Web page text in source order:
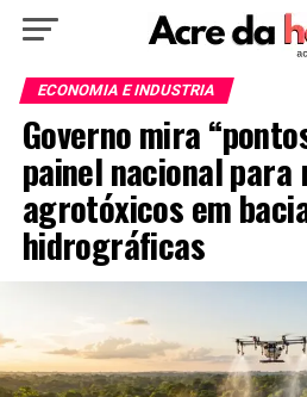
HOME POLÍTICA
EDUCAÇÃO NOTÍCIA
ECONOMIA E INDUSTRIA
Governo mira
painel nacional
agrotóxicos em
hidrográficas